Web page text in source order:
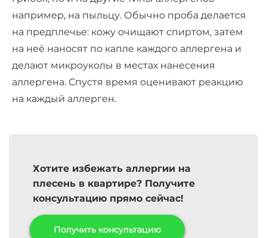
например, на пыльцу. Обычно проба делается
на предплечье: кожу очищают спиртом, затем
на неё наносят по капле каждого аллергена и
делают микроуколы в местах нанесения
аллергена. Спустя время оценивают реакцию
на каждый аллерген.
Хотите избежать аллергии на
плесень в квартире? Получите
консультацию прямо сейчас!
Получить консультацию